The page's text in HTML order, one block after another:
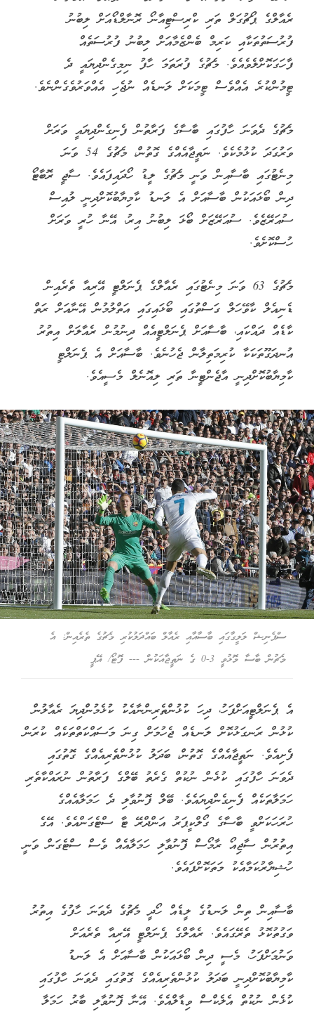
ރެއާލްގެ ޕޯޗުގަލް ތަރި ކްރިސްޓިއާނޯ ރޮނާލްޑޯއަށް ލިބުނު
ފުރުސަތުތަކާއި ކަރިމް ބެންޒެމާއަށް ލިބުނު ފުރުސަތެއް
ފާހަގަކޮށްލެވެއެވެ. މެޗުގެ ފުރަތަމަ ހާފު ނިމިގެންދިޔައީ ދެ
ޓީމުންކުރެ އެއްވެސް ޓީމަކަށް ލަނޑެއް ނުޖެހި އެއްވަރުވެގެންނެވެ.
މެޗުގެ ދެވަނަ ހާފުގައި ބާސާގެ ފަރާތުން ފެނިގެންދިޔައީ ވަރަށް
ވަރުގަދަ ކުޅުމެކެވެ. ނަތީޖާއެއްގެ ގޮތުން، މެޗުގެ 54 ވަނަ
މިނެޓުގައި ބާސާއިން ވަނީ މެޗުގެ ލީޑު ހޯދައިފައެވެ. ސާޖީ ރޮބާޓޯ
ދިން ބޯޅައަކުން ބާސާއަށް އެ ލަނޑު ކާމިޔާބުކޮށްދިނީ ލުއިސް
ސުއަރޭޒެވެ. ސުއަރޭޒަށް ބޯޅަ ލިބުނު އިރު، އޭނާ ހުރީ ވަރަށް
ހުސްކޮށެވެ.
މެޗުގެ 63 ވަނަ މިނެޓުގައި ރެއާލްގެ ޕެނަލްޓީ އޭރިއާ ތެރެއިން
ޑެނިއެލް ކާވޭހަލް ގަސްތުގައި ބޯޅައިގައި އަތްލުމުން އޭނާއަށް ރަތް
ކާޑެއް ދައްކައި، ބާސާއަށް ޕެނަލްޓީއެއް ދިނުމުން ރެއާލަށް އިތުރު
އުނދަގޫތަކަކާ ކުރިމަތިލާން ޖެހުނެވެ. ބާސާއަށް އެ ޕެނަލްޓީ
ކާމިޔާބުކޮށްދިނީ އާޖެންޓީނާ ތަރި ލިއޮނެލް މެސީއެވެ.
ސްޕެނިޝް ލަލީގާގައި ބާސާއާއި ރެއާލް ބައްދަލުކުރި މެޗުގެ ތެރެއިން: އެ
މެޗުން ބާސާ މޮޅުވީ 3-0 ގެ ނަތީޖާއަކުން --- ފޮޓޯ/ އޭޕީ
އެ ޕެނަލްޓީއަށްފަހު، ދިހަ ކުޅުންތެރިންނާއެކު ކުޅެމުންދިޔަ ރެއާލުން
ކުޅުން ރަނގަޅުކޮށް ލަނޑެއް ޖެހުމަށް ގިނަ މަސައްކަތްތަކެއް ކުރަން
ފެށިއެވެ. ނަތީޖާއެއްގެ ގޮތުން، ބަދަލު ކުޅުންތެރިއެއްގެ ގޮތުގައި
ދެވަނަ ހާފުގައި ކުޅެން ނުކުތް ގެރެތު ބޭލްގެ ފަރާތުން ނުރައްކާތެރި
ހަމަލާތަކެއް ފެނިގެންދިޔައެވެ. ބޭލް ފޮނުވާލި ދެ ހަމަލާއެއްގެ
ހުރަހަކަށްވީ ބާސާގެ ގޯލްކީޕަރު އަންދްރޭ ޓާ ސްޓެގަންއެވެ. އޭގެ
އިތުރުން ސާޖިއޯ ރާމޯސް ފޮނުވާލި ހަމަލާއެއް ވެސް ސްޓެގަން ވަނީ
ހުޝިޔާރުކަމާއެކު މަތަކޮށްފައެވެ.
ބާސާއިން ތިން ލަނޑުގެ ލީޑެއް ހޯދީ މެޗުގެ ދެވަނަ ހާފުގެ އިތުރު
ވަގުތުކޮޅު ތެރޭގައެވެ. ރެއާލްގެ ޕެނަލްޓީ އޭރިއާ ތެރެއަށް
ވަނުމަށްފަހު، މެސީ ދިން ބޯޅައަކުން ބާސާއަށް އެ ލަނޑު
ކާމިޔާބުކޮށްދިނީ ބަދަލު ކުޅުންތެރިއެއްގެ ގޮތުގައި ދެވަނަ ހާފުގައި
ކުޅެން ނުކުތް އެލެކްސް ވިޑާލްއެވެ. އޭނާ ފޮނުވާލި ބާރު ހަމަލާ